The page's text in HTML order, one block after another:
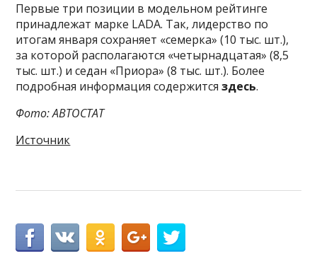
Первые три позиции в модельном рейтинге
принадлежат марке LADA. Так, лидерство по
итогам января сохраняет «семерка» (10 тыс. шт.),
за которой располагаются «четырнадцатая» (8,5
тыс. шт.) и седан «Приора» (8 тыс. шт.). Более
подробная информация содержитсяздесь.
Фото: АВТОСТАТ
Источник